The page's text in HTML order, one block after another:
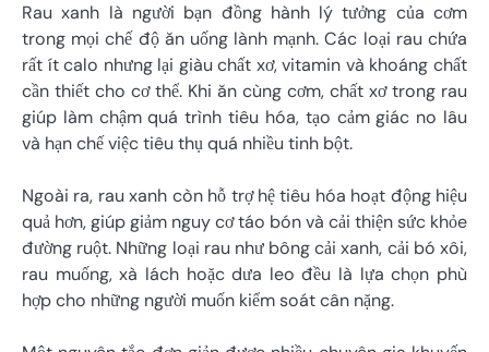
Rau xanh là người bạn đồng hành lý tưởng của cơm
trong mọi chế độ ăn uống lành mạnh. Các loại rau chứa
rất ít calo nhưng lại giàu chất xơ, vitamin và khoáng chất
cần thiết cho cơ thể. Khi ăn cùng cơm, chất xơ trong rau
giúp làm chậm quá trình tiêu hóa, tạo cảm giác no lâu
và hạn chế việc tiêu thụ quá nhiều tinh bột.
Ngoài ra, rau xanh còn hỗ trợ hệ tiêu hóa hoạt động hiệu
quả hơn, giúp giảm nguy cơ táo bón và cải thiện sức khỏe
đường ruột. Những loại rau như bông cải xanh, cải bó xôi,
rau muống, xà lách hoặc dưa leo đều là lựa chọn phù
hợp cho những người muốn kiểm soát cân nặng.